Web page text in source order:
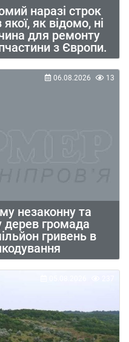
наразі строк
як відомо, ні
для ремонту
з Європи.
незаконну та
дерев громада
гривень в
06.08.2026 13